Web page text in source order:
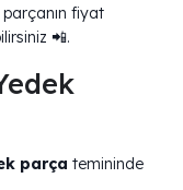
parçanın fiyat
📲.
parça temininde